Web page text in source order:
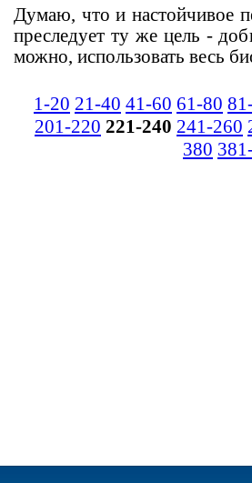
Думаю, что и настойчивое
преследует ту же цель -
можно, использовать весь
1-20 21-40 41-60 61-80
201-220 221-240 241-260
380